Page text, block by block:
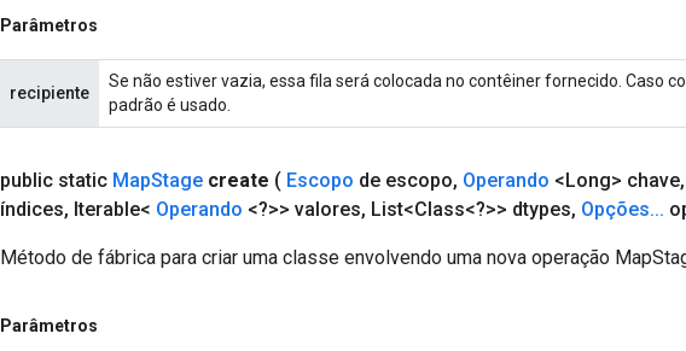
Parâmetros
recipiente
Se não estiver vazia, essa fila será colocada no contêiner fornecido. Caso
padrão é usado.
public static MapStage create ( Escopo de escopo, Operando <Long> chave,
índices, Iterable< Operando <?>> valores, List<Class<?>> dtypes, Opções...
Método de fábrica para criar uma classe envolvendo uma nova operação
Parâmetros